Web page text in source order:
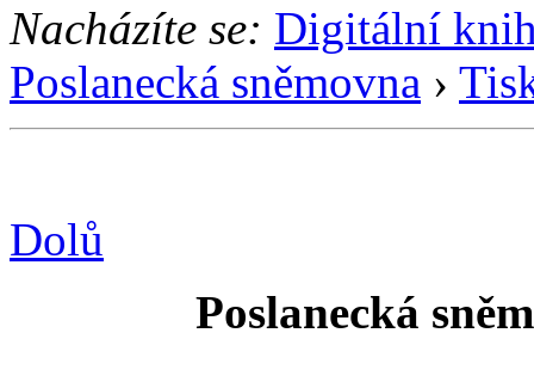
Nacházíte se: Digitální
Poslanecká sněmovna ›
Dolů
Poslanecká